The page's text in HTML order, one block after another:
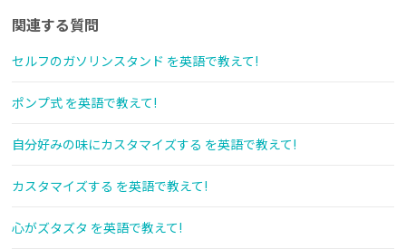
関連する質問
セルフのガソリンスタンド を英語で教えて!
ポンプ式 を英語で教えて!
自分好みの味にカスタマイズする を英語で教えて!
カスタマイズする を英語で教えて!
心がズタズタ を英語で教えて!